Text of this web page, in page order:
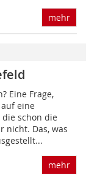
mehr
Eine Frage,
eine
die schon die
nicht. Das, was
mehr